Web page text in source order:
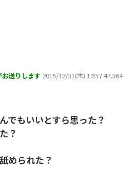
送りします 2015/12/31(木) 12:57:47.564
でもいいとすら思った？
？
められた？